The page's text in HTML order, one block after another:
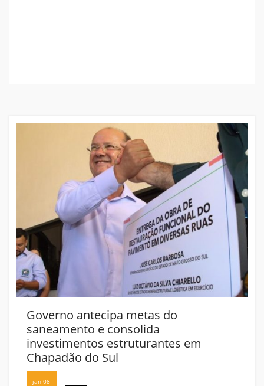
Governo antecipa metas do
saneamento e consolida
investimentos estruturantes em
Chapadão do Sul
jan 08